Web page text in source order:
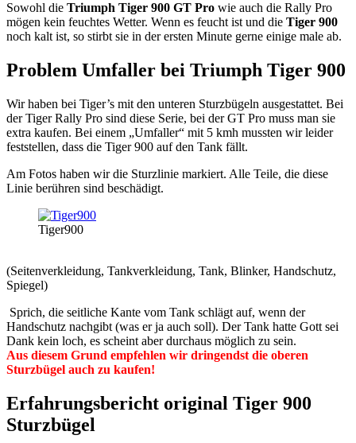
Sowohl die Triumph Tiger 900 GT Pro wie auch die Rally Pro
mögen kein feuchtes Wetter. Wenn es feucht ist und die Tiger 900
noch kalt ist, so stirbt sie in der ersten Minute gerne einige male ab.
Problem Umfaller bei Triumph Tiger 900
Wir haben bei Tiger’s mit den unteren Sturzbügeln ausgestattet. Bei
der Tiger Rally Pro sind diese Serie, bei der GT Pro muss man sie
extra kaufen. Bei einem „Umfaller“ mit 5 kmh mussten wir leider
feststellen, dass die Tiger 900 auf den Tank fällt.
Am Fotos haben wir die Sturzlinie markiert. Alle Teile, die diese
Linie berühren sind beschädigt.
Tiger900
(Seitenverkleidung, Tankverkleidung, Tank, Blinker, Handschutz,
Spiegel)
Sprich, die seitliche Kante vom Tank schlägt auf, wenn der
Handschutz nachgibt (was er ja auch soll). Der Tank hatte Gott sei
Dank kein loch, es scheint aber durchaus möglich zu sein.
Aus diesem Grund empfehlen wir dringendst die oberen
Sturzbügel auch zu kaufen!
Erfahrungsbericht original Tiger 900
Sturzbügel